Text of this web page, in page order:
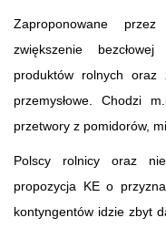
Zaproponowane
zwiększenie
produktów rolnych oraz
przemysłowe. Chodzi
przetwory z pomidorów,
Polscy rolnicy oraz
propozycja KE o
kontyngentów idzie zbyt